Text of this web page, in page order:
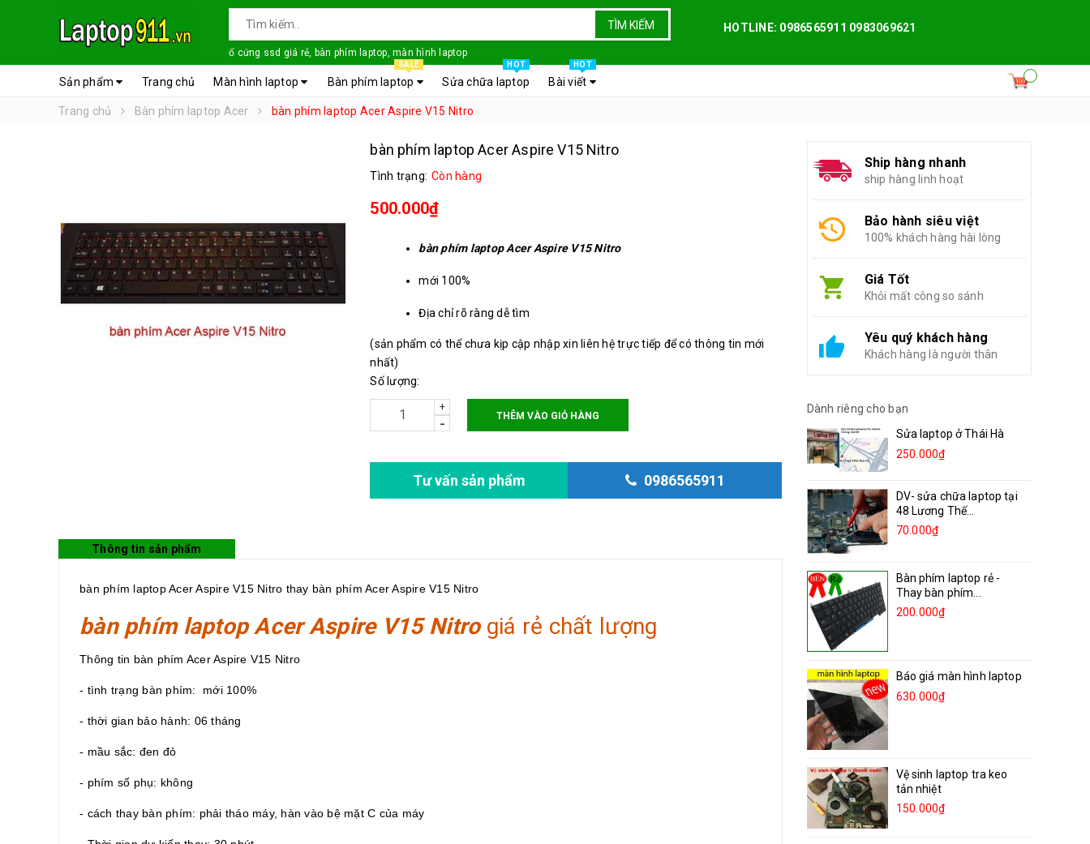
TÌM KIẾM
ổ cứng ssd giá rẻ, bàn phím laptop, màn hình laptop
HOTLINE: 0986565911 0983069621
Sản phẩm Trang chủ Màn hình laptop Bàn phím laptop
SALE
Sửa chữa laptop
HOT
Bài viết
HOT
Trang chủ Bàn phím laptop Acer bàn phím laptop Acer Aspire V15 Nitro
bàn phím laptop Acer Aspire V15 Nitro
Tình trạng: Còn hàng
500.000₫
bàn phím laptop Acer Aspire V15 Nitro
mới 100%
Địa chỉ rõ ràng dễ tìm
Đội ngũ kỹ thuật chuyên nghiệp
(sản phẩm có thể chưa kịp cập nhập xin liên hệ trực tiếp để có thông tin mới
nhất)
Số lượng:
+
- THÊM VÀO GIỎ HÀNG
Tư vấn sản phẩm 0986565911
Thông tin sản phẩm
bàn phím laptop Acer Aspire V15 Nitro thay bàn phím Acer Aspire V15 Nitro
bàn phím laptop Acer Aspire V15 Nitro giá rẻ chất lượng
Thông tin bàn phím Acer Aspire V15 Nitro
- tình trạng bàn phím: mới 100%
- thời gian bảo hành: 06 tháng
- mầu sắc: đen đỏ
- phím số phụ: không
- cách thay bàn phím: phải tháo máy, hàn vào bệ mặt C của máy
Ship hàng nhanh
ship hàng linh hoạt
Bảo hành siêu việt
100% khách hàng hài lòng
Giá Tốt
Khỏi mất công so sánh
Yêu quý khách hàng
Khách hàng là người thân
Dành riêng cho bạn
Sửa laptop ở Thái Hà
250.000₫
DV- sửa chữa laptop tại
48 Lương Thế...
70.000₫
Bàn phím laptop rẻ -
Thay bàn phím...
200.000₫
Báo giá màn hình laptop
630.000₫
Vệ sinh laptop tra keo
tản nhiệt
150.000₫